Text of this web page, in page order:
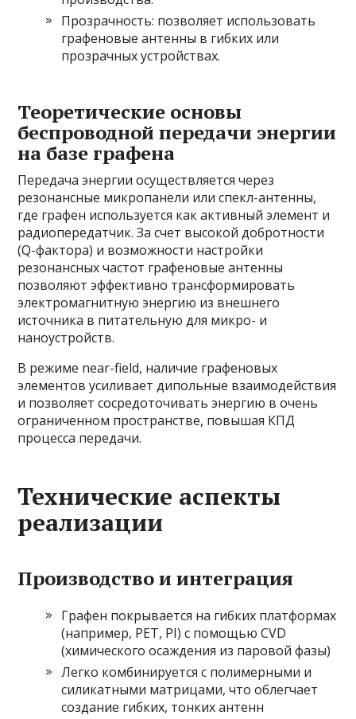
Прозрачность: позволяет использовать
графеновые антенны в гибких или
прозрачных устройствах.
Теоретические основы
беспроводной передачи энергии
на базе графена
Передача энергии осуществляется через
резонансные микропанели или спекл-антенны,
где графен используется как активный элемент и
радиопередатчик. За счет высокой добротности
(Q-фактора) и возможности настройки
резонансных частот графеновые антенны
позволяют эффективно трансформировать
электромагнитную энергию из внешнего
источника в питательную для микро- и
наноустройств.
В режиме near-field, наличие графеновых
элементов усиливает дипольные взаимодействия
и позволяет сосредоточивать энергию в очень
ограниченном пространстве, повышая КПД
процесса передачи.
Технические аспекты
реализации
Производство и интеграция
Графен покрывается на гибких платформах
(например, PET, PI) с помощью CVD
(химического осаждения из паровой фазы)
Легко комбинируется с полимерными и
силикатными матрицами, что облегчает
создание гибких, тонких антенн